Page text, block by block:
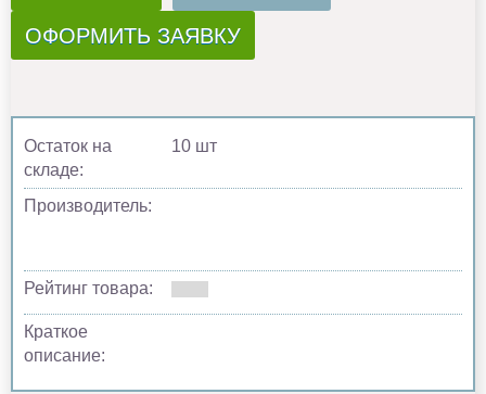
ОФОРМИТЬ ЗАЯВКУ
Остаток на
складе:
10 шт
Производитель:
Рейтинг товара:
Краткое
описание: